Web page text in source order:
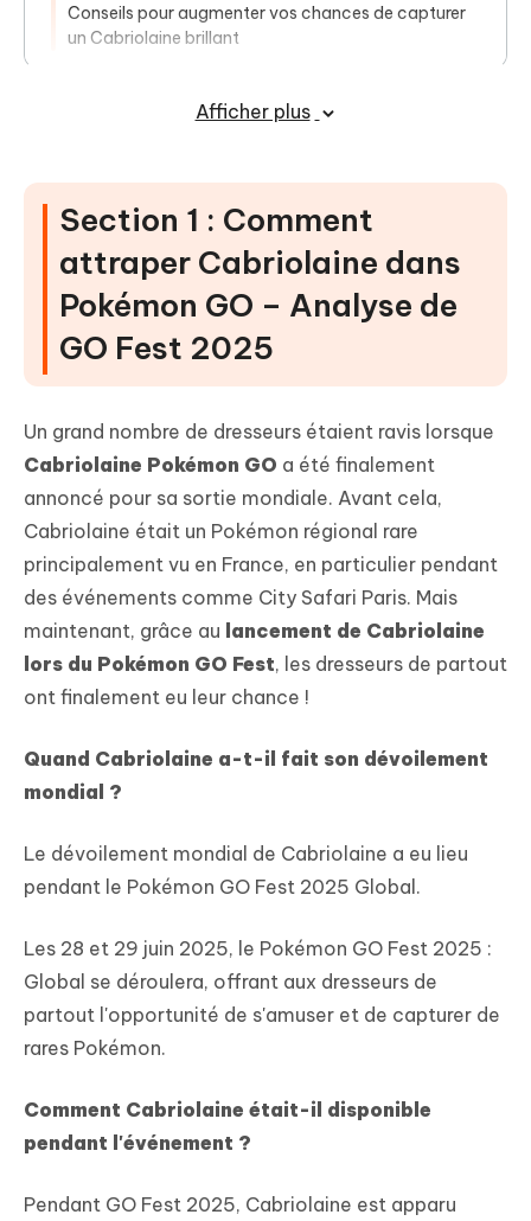
Conseils pour augmenter vos chances de capturer
un Cabriolaine brillant
des Pokémon régionaux
Afficher plus
Section 1 : Comment
attraper Cabriolaine dans
Pokémon GO – Analyse de
GO Fest 2025
Un grand nombre de dresseurs étaient ravis lorsque
Cabriolaine Pokémon GO a été finalement
annoncé pour sa sortie mondiale. Avant cela,
Cabriolaine était un Pokémon régional rare
principalement vu en France, en particulier pendant
des événements comme City Safari Paris. Mais
maintenant, grâce au lancement de Cabriolaine
lors du Pokémon GO Fest, les dresseurs de partout
ont finalement eu leur chance !
Quand Cabriolaine a-t-il fait son dévoilement
mondial ?
Le dévoilement mondial de Cabriolaine a eu lieu
pendant le Pokémon GO Fest 2025 Global.
Les 28 et 29 juin 2025, le Pokémon GO Fest 2025 :
Global se déroulera, offrant aux dresseurs de
partout l'opportunité de s'amuser et de capturer de
rares Pokémon.
Comment Cabriolaine était-il disponible
pendant l'événement ?
Pendant GO Fest 2025, Cabriolaine est apparu